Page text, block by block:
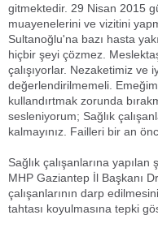
gitmektedir. 29 Nisan 2015
muayenelerini ve vizitini
Sultanoğlu'na bazı hasta
hiçbir şeyi çözmez.
çalışıyorlar. Nezaketimiz ve
değerlendirilmemeli.
kullandırtmak zorunda
sesleniyorum; Sağlık
kalmayınız. Failleri bir an
Sağlık çalışanlarına
MHP Gaziantep İl Başkanı
çalışanlarının darp
tahtası koyulmasına tepki